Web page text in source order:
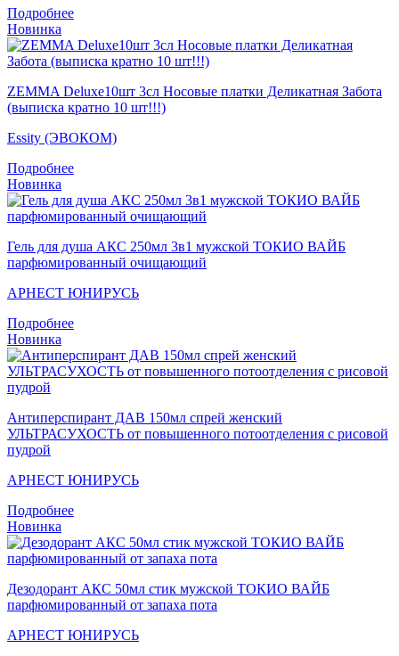
Подробнее
Новинка
ZEMMA Deluxe10шт 3сл Носовые платки Деликатная Забота
(выписка кратно 10 шт!!!)
Essity (ЭВОКОМ)
Подробнее
Новинка
Гель для душа АКС 250мл 3в1 мужской ТОКИО ВАЙБ
парфюмированный очищающий
АРНЕСТ ЮНИРУСЬ
Подробнее
Новинка
Антиперспирант ДАВ 150мл спрей женский
УЛЬТРАСУХОСТЬ от повышенного потоотделения с рисовой
пудрой
АРНЕСТ ЮНИРУСЬ
Подробнее
Новинка
Дезодорант АКС 50мл стик мужской ТОКИО ВАЙБ
парфюмированный от запаха пота
АРНЕСТ ЮНИРУСЬ